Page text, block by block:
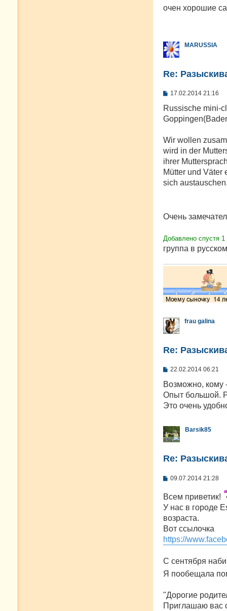
о
и
е
очен хорошие
MARUSSIA
Re:
С
о
щ
н
и
е
17.02.2014 21:16
Russische mini-
Wir wollen
wird in der
ihrer
Mütter und Väter
sich
Очень
Добавлено спустя
группа в
frau galina
Re:
С
о
щ
е
е
22.02.2014 06:21
Возможно, кому
Опыт большой.
Это очень
Barsik85
Re:
С
б
щ
н
и
09.07.2014 21:28
Всем приветик!
У нас в городе
возраста.
Вот ссылочка
https://
С сентября
Я пообещала
"Дорогие
Приглашаю вас